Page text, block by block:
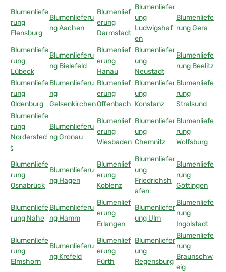
Blumenliefe
rung
Flensburg
Blumenlieferu
ng Aachen
Blumenlief
erung
Darmstadt
Blumenliefer
ung
Ludwigshaf
en
Blumenliefe
rung Gera
Blumenliefe
rung
Lübeck
Blumenlieferu
ng Bielefeld
Blumenlief
erung
Hanau
Blumenliefer
ung
Neustadt
Blumenliefe
rung Beelitz
Blumenliefe
rung
Oldenburg
Blumenlieferu
ng
Gelsenkirchen
Blumenlief
erung
Offenbach
Blumenliefer
ung
Konstanz
Blumenliefe
rung
Stralsund
Blumenliefe
rung
Nordersted
t
Blumenlieferu
ng Gronau
Blumenlief
erung
Wiesbaden
Blumenliefer
ung
Chemnitz
Blumenliefe
rung
Wolfsburg
Blumenliefe
rung
Osnabrück
Blumenlieferu
ng Hagen
Blumenlief
erung
Koblenz
Blumenliefer
ung
Friedrichsh
afen
Blumenliefe
rung
Göttingen
Blumenliefe
rung Nahe
Blumenlieferu
ng Hamm
Blumenlief
erung
Erlangen
Blumenliefer
ung Ulm
Blumenliefe
rung
Ingolstadt
Blumenliefe
rung
Elmshorn
Blumenlieferu
ng Krefeld
Blumenlief
erung
Fürth
Blumenliefer
ung
Regensburg
Blumenliefe
rung
Braunschw
eig